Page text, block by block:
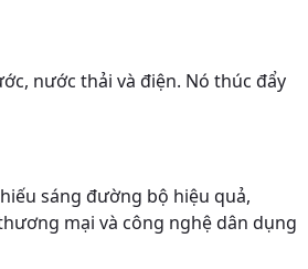
nước thải và điện. Nó thúc đẩy
sáng đường bộ hiệu quả,
mại và công nghệ dân dụng